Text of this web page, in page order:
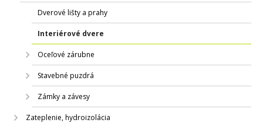
Dverové lišty a prahy
Interiérové dvere
Oceľové zárubne
Stavebné puzdrá
Zámky a závesy
Zateplenie, hydroizolácia